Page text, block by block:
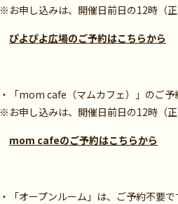
※お申し込みは、開催日前日の12時（
ぴよぴよ広場のご予約はこちらから
・「mom cafe（マムカフェ）」のご予
※お申し込みは、開催日前日の12時（
mom cafeのご予約はこちらから
・「オープンルーム」は、ご予約不要